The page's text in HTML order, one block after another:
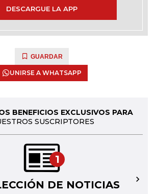
DESCARGUE LA APP
GUARDAR
UNIRSE A WHATSAPP
BENEFICIOS EXCLUSIVOS PARA
SUSCRIPTORES
1
DE NOTICIAS →